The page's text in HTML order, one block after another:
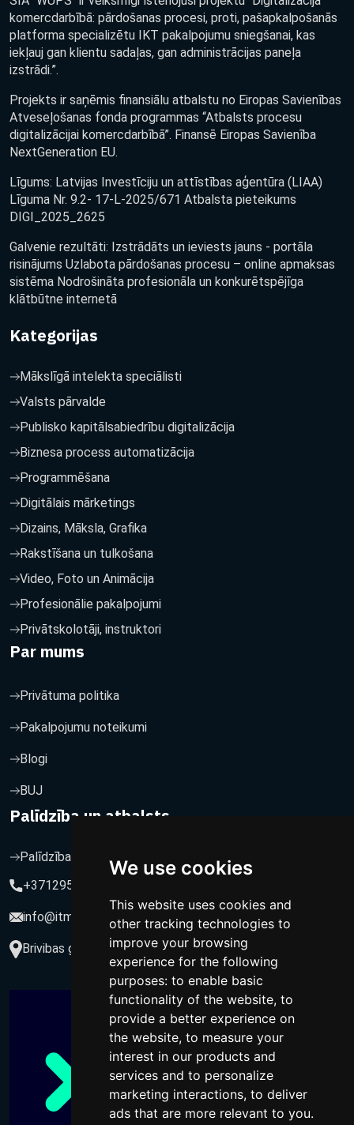
We use cookies
This website uses cookies and
other tracking technologies to
improve your browsing
experience for the following
purposes: to enable basic
functionality of the website, to
provide a better experience on
the website, to measure your
interest in our products and
services and to personalize
marketing interactions, to deliver
ads that are more relevant to you.
komercdarbībā: pārdošanas procesi, proti, pašapkalpošanās
platforma specializētu IKT pakalpojumu sniegšanai, kas
iekļauj gan klientu sadaļas, gan administrācijas paneļa
izstrādi.”.
Projekts ir saņēmis finansiālu atbalstu no Eiropas Savienības
Atveseļošanas fonda programmas “Atbalsts procesu
digitalizācijai komercdarbībā”. Finansē Eiropas Savienība
NextGeneration EU.
Līgums: Latvijas Investīciju un attīstības aģentūra (LIAA)
Līguma Nr. 9.2- 17-L-2025/671 Atbalsta pieteikums
DIGI_2025_2625
Galvenie rezultāti: Izstrādāts un ieviests jauns - portāla
risinājums Uzlabota pārdošanas procesu – online apmaksas
sistēma Nodrošināta profesionāla un konkurētspējīga
klātbūtne internetā
Kategorijas
Mākslīgā intelekta speciālisti
Valsts pārvalde
Publisko kapitālsabiedrību digitalizācija
Biznesa process automatizācija
Programmēšana
Digitālais mārketings
Dizains, Māksla, Grafika
Rakstīšana un tulkošana
Video, Foto un Animācija
Profesionālie pakalpojumi
Privātskolotāji, instruktori
Par mums
Privātuma politika
Pakalpojumu noteikumi
Blogi
BUJ
Palīdzība un atbalsts
Palīdzība un atbalsts
+37129564547
info@itmarketing.lv
Brivibas gatve 234-77, LV-1039, Riga, Latvia